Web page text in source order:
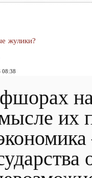
жулики?
08:38
их